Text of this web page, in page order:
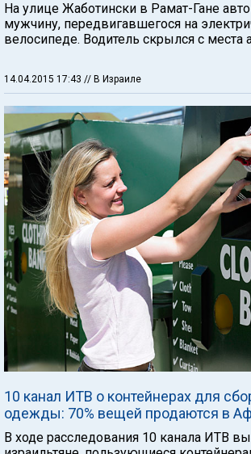
На улице Жаботински в Рамат-Гане
мужчину, передвигавшегося на
велосипеде. Водитель скрылся с места
14.04.2015 17:43 // В Израиле
10 канал ИТВ о контейнерах для
одежды: 70% вещей продаются в
В ходе расследования 10 канала ИТВ